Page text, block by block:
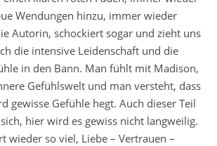
Wendungen hinzu, immer wieder
Autorin, schockiert sogar und zieht uns
die intensive Leidenschaft und die
in den Bann. Man fühlt mit Madison,
Gefühlswelt und man versteht, dass
gewisse Gefühle hegt. Auch dieser Teil
hier wird es gewiss nicht langweilig.
wieder so viel, Liebe – Vertrauen –